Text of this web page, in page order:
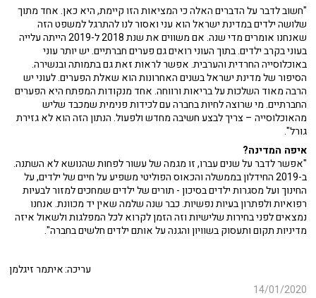
"חשוב לדבר על הדברים האלה כי המציאות הזו קיימת, היא כאן. אחד מתוך
שלושה ילדים במדינת ישראל הוא עני ואסור לנו להתרגל למשפט הזה
שאנחנו אומרים מדי שנה. אם משווים את שנת 2018 ל-2019 הייתה עלייה
בעוני בקרב ילדים. בתוך העוני רואים גם פערים חברתיים. יש יותר עוני
באוכלוסייה החרדית והערבית. אפשר לראות זאת גם בתמותה ובנשירה.
הסיפור של מדינת ישראל בשנים האחרונות הוא שאלת הפערים. לעוני יש
הרבה מאוד השלכות על בריאות ורווחה. אחד מנקודות המפתח היא הפערים
החברתיים. מי שרוצה לחיות בחברה עם לכידות פנימית שמכבד שליש
מהאוכלוסייה – צריך לבצע חשיבה מחדש ולפעול. הנתון הזה הוא לא גזירת
גורל".
איפה המדינה?
"אפשר לדבר על שנים עברו, זו מגמה של עשור לפחות שהנושא לא השתנה.
ב-2019 החידלון בממשלה והכאוס הפוליטי משפיע על חיים של ילדים, על
החינוך ועל מסגרות ילדים בסיכון - תורים של ילדים שמחכים למזור לבעיות
רפואיות ולפתרון בעיות נפשיות. כבר שנה שלמה שאין יד מכוונת. אנחנו
נמצאים לפני בחירות שלישיות וזה הזמן לקרוא לכל המפלגות ולשאול איזה
מדיניות תקום ותעסוק בשוויון והגנה על אותם ילדים חלשים בחברה".
עריכה: איתמר זיגלמן
14/01/2020